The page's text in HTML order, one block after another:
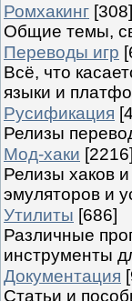
Ромхакинг [308]
Общие темы,
Переводы игр
Всё, что
языки и
Русификация
Релизы
Мод-хаки [2216]
Релизы хаков
эмуляторов и
Утилиты [686]
Различные
инструменты
Документация
Статьи и